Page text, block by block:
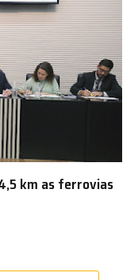
km as ferrovias